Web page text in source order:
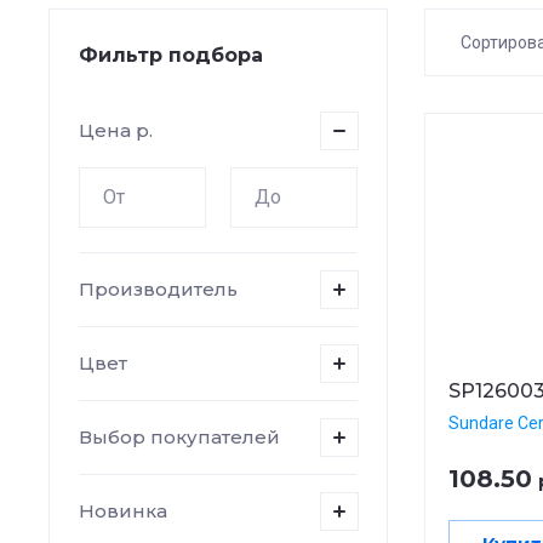
Фильтр подбора
Цена р.
Производитель
Цвет
Выбор покупателей
Новинка
SP126003
Sundare
108.50